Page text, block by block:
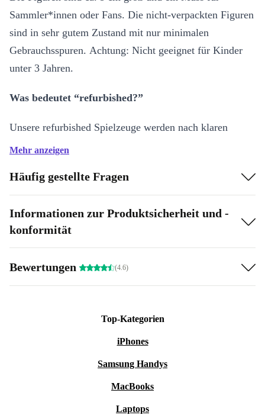
Sammler*innen oder Fans. Die nicht-verpackten Figuren
sind in sehr gutem Zustand mit nur minimalen
Gebrauchsspuren. Achtung: Nicht geeignet für Kinder
unter 3 Jahren.
Was bedeutet “refurbished?”
Unsere refurbished Spielzeuge werden nach klaren
Qualitätsstandards geprüft, gründlich gereinigt und
gelangen in den Verkauf - mit fairem Preis, 30 Tage
Rückgaberecht und der Sicherheit, ein geprüftes Second-
Hand Spielzeug zu kaufen.
Mehr anzeigen
Häufig gestellte Fragen
Informationen zur Produktsicherheit und -
konformität
Bewertungen (4.6)
Top-Kategorien
iPhones
Samsung Handys
MacBooks
Laptops